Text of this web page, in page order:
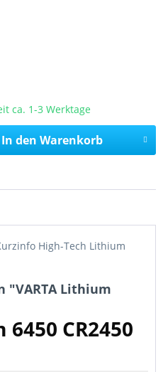
ca. 1-3 Werktage
In den Warenkorb
High-Tech Lithium
Lithium
CR2450